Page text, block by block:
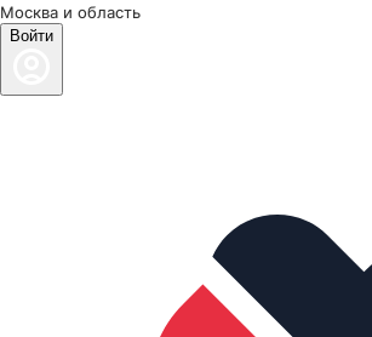
Москва и область
Войти